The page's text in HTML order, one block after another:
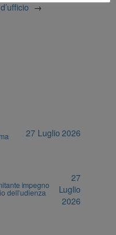
d’ufficio →
27 Luglio 2026
impegno
dell’udienza
27
Luglio
2026